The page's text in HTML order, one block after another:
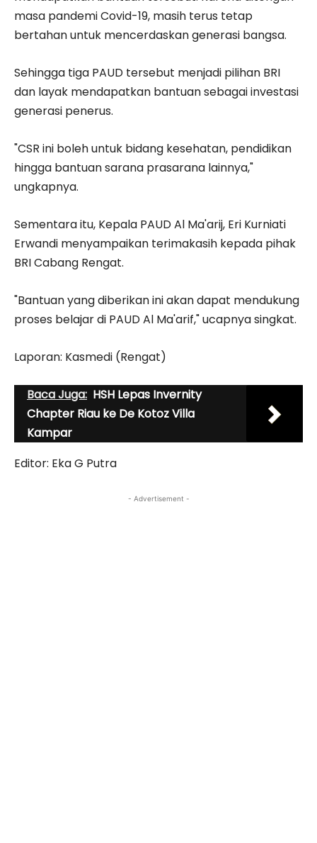
masa pandemi Covid-19, masih terus tetap
bertahan untuk mencerdaskan generasi bangsa.
Sehingga tiga PAUD tersebut menjadi pilihan BRI
dan layak mendapatkan bantuan sebagai investasi
generasi penerus.
"CSR ini boleh untuk bidang kesehatan, pendidikan
hingga bantuan sarana prasarana lainnya,"
ungkapnya.
Sementara itu, Kepala PAUD Al Ma'arij, Eri Kurniati
Erwandi menyampaikan terimakasih kepada pihak
BRI Cabang Rengat.
"Bantuan yang diberikan ini akan dapat mendukung
proses belajar di PAUD Al Ma'arif," ucapnya singkat.
Laporan: Kasmedi (Rengat)
Baca Juga: HSH Lepas Invernity
Chapter Riau ke De Kotoz Villa
Kampar
Editor: Eka G Putra
- Advertisement -